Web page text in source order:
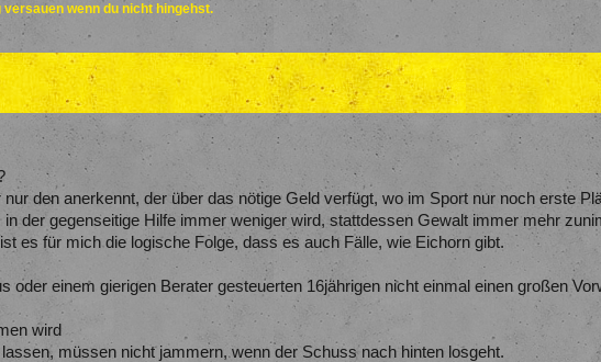
wenn du nicht hingehst.
den anerkennt, der über das nötige Geld verfügt, wo im Sport nur noch erste
der gegenseitige Hilfe immer weniger wird, stattdessen Gewalt immer mehr
es für mich die logische Folge, dass es auch Fälle, wie Eichorn gibt.
oder einem gierigen Berater gesteuerten 16jährigen nicht einmal einen großen
wird
müssen nicht jammern, wenn der Schuss nach hinten losgeht.